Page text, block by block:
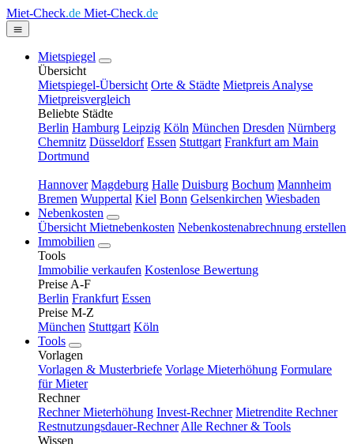
Miet-Check.de Miet-Check.de
Mietspiegel
Übersicht
Mietspiegel-Übersicht Orte & Städte Mietpreis Analyse
Mietpreisvergleich
Beliebte Städte
Berlin Hamburg Leipzig Köln München Dresden Nürnberg
Chemnitz Düsseldorf Essen Stuttgart Frankfurt am Main
Dortmund
Hannover Magdeburg Halle Duisburg Bochum Mannheim
Bremen Wuppertal Kiel Bonn Gelsenkirchen Wiesbaden
Nebenkosten
Übersicht Mietnebenkosten Nebenkostenabrechnung erstellen
Immobilien
Tools
Immobilie verkaufen Kostenlose Bewertung
Preise A-F
Berlin Frankfurt Essen
Preise M-Z
München Stuttgart Köln
Tools
Vorlagen
Vorlagen & Musterbriefe Vorlage Mieterhöhung Formulare
für Mieter
Rechner
Rechner Mieterhöhung Invest-Rechner Mietrendite Rechner
Restnutzungsdauer-Rechner Alle Rechner & Tools
Wissen